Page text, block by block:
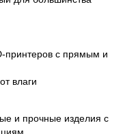
принтеров с прямым и
влаги
и прочные изделия с